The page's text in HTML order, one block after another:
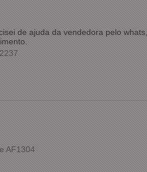
de ajuda da vendedora pelo
AF1304